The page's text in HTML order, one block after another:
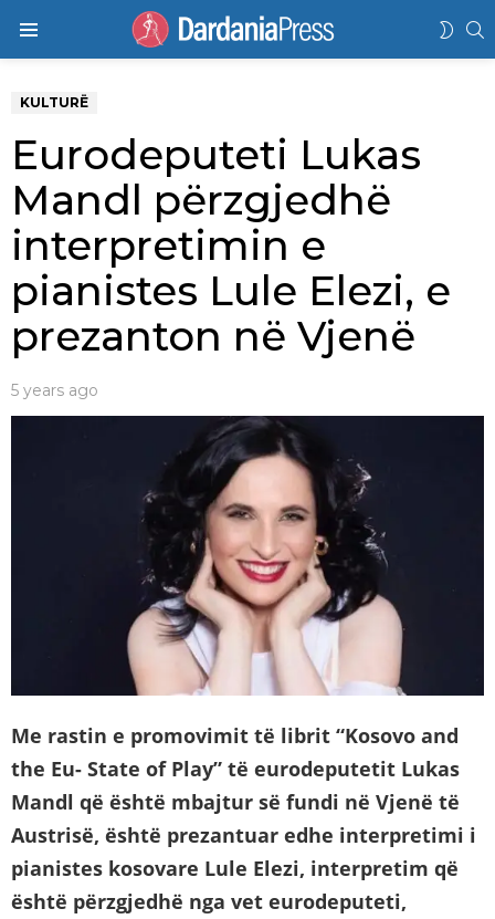
KULTURË
Eurodeputeti Lukas
Mandl përzgjedhë
interpretimin e
pianistes Lule Elezi, e
prezanton në Vjenë
5 years ago
Me rastin e promovimit të librit “Kosovo and
the Eu- State of Play” të eurodeputetit Lukas
Mandl që është mbajtur së fundi në Vjenë të
Austrisë, është prezantuar edhe interpretimi i
pianistes kosovare Lule Elezi, interpretim që
është përzgjedhë nga vet eurodeputeti,